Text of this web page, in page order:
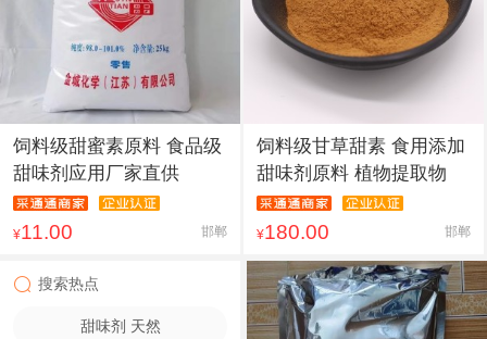
饲料级甜蜜素原料 食品级
甜味剂应用厂家直供
¥11.00 邯郸
饲料级甘草甜素 食用添加
甜味剂原料 植物提取物
¥180.00 邯郸
搜索热点
甜味剂 天然